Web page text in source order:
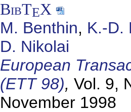
BibTEX
M. Benthin, K.-D.
D. Nikolai
European
(ETT 98), Vol. 9,
November 1998